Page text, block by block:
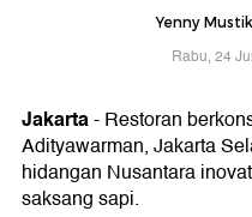
Yenny
Rabu, 24
Jakarta- Restoran
Adityawarman, Jakarta
hidangan Nusantara
saksang sapi.